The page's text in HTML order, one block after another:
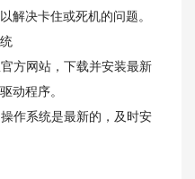
解决卡住或死机的问题。
网站，下载并安装最新
动程序。
系统是最新的，及时安